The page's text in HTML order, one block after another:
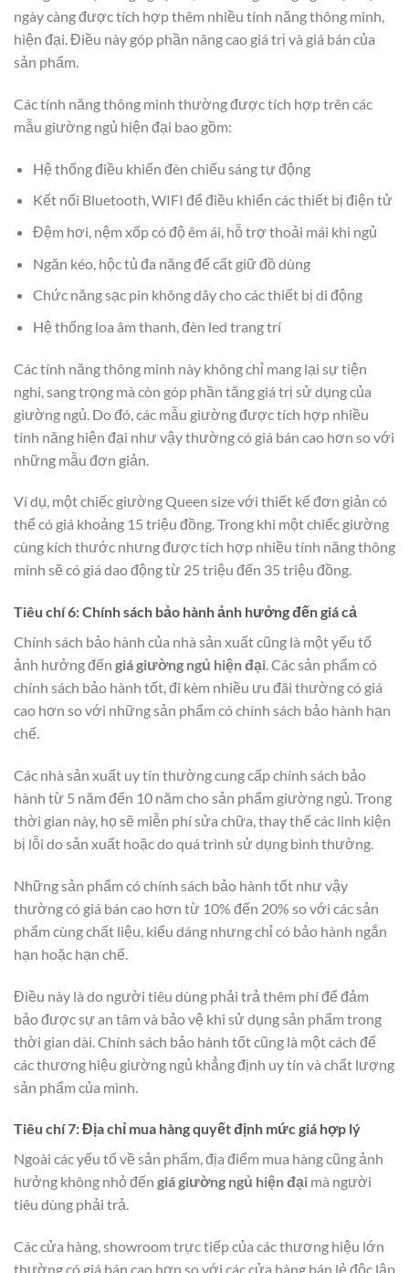
ngày càng được tích hợp thêm nhiều tính năng thông minh,
hiện đại. Điều này góp phần nâng cao giá trị và giá bán của
sản phẩm.
Các tính năng thông minh thường được tích hợp trên các
mẫu giường ngủ hiện đại bao gồm:
Hệ thống điều khiển đèn chiếu sáng tự động
Kết nối Bluetooth, WIFI để điều khiển các thiết bị điện tử
Đệm hơi, nệm xốp có độ êm ái, hỗ trợ thoải mái khi ngủ
Ngăn kéo, hộc tủ đa năng để cất giữ đồ dùng
Chức năng sạc pin không dây cho các thiết bị di động
Hệ thống loa âm thanh, đèn led trang trí
Các tính năng thông minh này không chỉ mang lại sự tiện
nghi, sang trọng mà còn góp phần tăng giá trị sử dụng của
giường ngủ. Do đó, các mẫu giường được tích hợp nhiều
tính năng hiện đại như vậy thường có giá bán cao hơn so với
những mẫu đơn giản.
Ví dụ, một chiếc giường Queen size với thiết kế đơn giản có
thể có giá khoảng 15 triệu đồng. Trong khi một chiếc giường
cùng kích thước nhưng được tích hợp nhiều tính năng thông
minh sẽ có giá dao động từ 25 triệu đến 35 triệu đồng.
Tiêu chí 6: Chính sách bảo hành ảnh hưởng đến giá cả
Chính sách bảo hành của nhà sản xuất cũng là một yếu tố
ảnh hưởng đến giá giường ngủ hiện đại. Các sản phẩm có
chính sách bảo hành tốt, đi kèm nhiều ưu đãi thường có giá
cao hơn so với những sản phẩm có chính sách bảo hành hạn
chế.
Các nhà sản xuất uy tín thường cung cấp chính sách bảo
hành từ 5 năm đến 10 năm cho sản phẩm giường ngủ. Trong
thời gian này, họ sẽ miễn phí sửa chữa, thay thế các linh kiện
bị lỗi do sản xuất hoặc do quá trình sử dụng bình thường.
Những sản phẩm có chính sách bảo hành tốt như vậy
thường có giá bán cao hơn từ 10% đến 20% so với các sản
phẩm cùng chất liệu, kiểu dáng nhưng chỉ có bảo hành ngắn
hạn hoặc hạn chế.
Điều này là do người tiêu dùng phải trả thêm phí để đảm
bảo được sự an tâm và bảo vệ khi sử dụng sản phẩm trong
thời gian dài. Chính sách bảo hành tốt cũng là một cách để
các thương hiệu giường ngủ khẳng định uy tín và chất lượng
sản phẩm của mình.
Tiêu chí 7: Địa chỉ mua hàng quyết định mức giá hợp lý
Ngoài các yếu tố về sản phẩm, địa điểm mua hàng cũng ảnh
hưởng không nhỏ đến giá giường ngủ hiện đại mà người
tiêu dùng phải trả.
Các cửa hàng, showroom trực tiếp của các thương hiệu lớn
thường có giá bán cao hơn so với các cửa hàng bán lẻ độc lập